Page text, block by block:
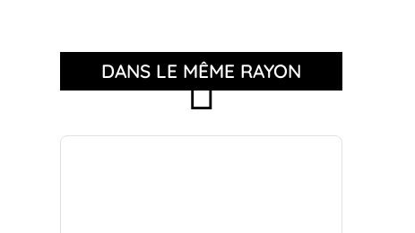
DANS LE MÊME RAYON